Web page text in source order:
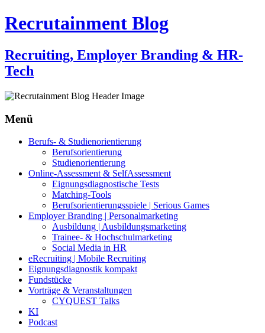
Recrutainment Blog
Recruiting, Employer Branding & HR-
Tech
Menü
Zum
Berufs- & Studienorientierung
Berufsorientierung
Studienorientierung
Online-Assessment & SelfAssessment
Eignungsdiagnostische Tests
Matching-Tools
Berufsorientierungsspiele | Serious Games
Employer Branding | Personalmarketing
Ausbildung | Ausbildungsmarketing
Trainee- & Hochschulmarketing
Social Media in HR
eRecruiting | Mobile Recruiting
Eignungsdiagnostik kompakt
Fundstücke
Vorträge & Veranstaltungen
CYQUEST Talks
KI
Podcast